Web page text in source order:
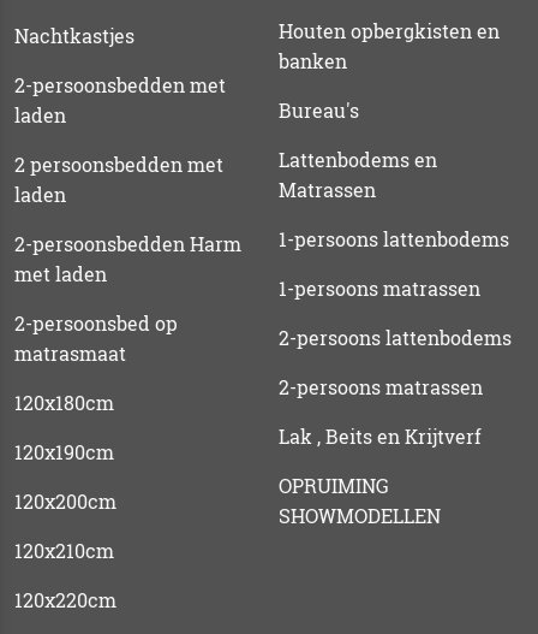
Nachtkastjes
2-persoonsbedden met
laden
2 persoonsbedden met
laden
2-persoonsbedden Harm
met laden
2-persoonsbed op
matrasmaat
120x180cm
120x190cm
120x200cm
120x210cm
120x220cm
Houten opbergkisten en
banken
Bureau's
Lattenbodems en
Matrassen
1-persoons lattenbodems
1-persoons matrassen
2-persoons lattenbodems
2-persoons matrassen
Lak , Beits en Krijtverf
OPRUIMING
SHOWMODELLEN